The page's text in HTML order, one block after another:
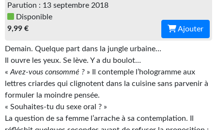
Livres audio
Sans DRM
BIFROST
Tous les numéros
En numérique
Parution : 13 septembre 2018
Disponible
9,99 €
Ajouter
Demain. Quelque part dans la jungle urbaine…
Il ouvre les yeux. Se lève. Y a du boulot…
« Avez-vous consommé ? » Il contemple l’hologramme aux
lettres criardes qui clignotent dans la cuisine sans parvenir à
formuler la moindre pensée.
« Souhaites-tu du sexe oral ? »
La question de sa femme l’arrache à sa contemplation. Il